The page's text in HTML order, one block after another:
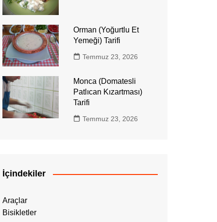
Orman (Yoğurtlu Et
Yemeği) Tarifi
Temmuz 23, 2026
Monca (Domatesli
Patlıcan Kızartması)
Tarifi
Temmuz 23, 2026
İçindekiler
Araçlar
Bisikletler